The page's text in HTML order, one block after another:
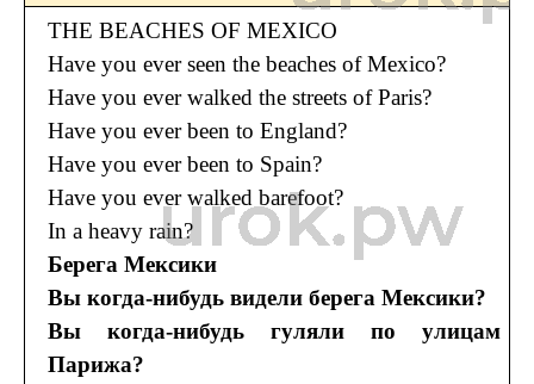
THE BEACHES OF MEXICO
Have you ever seen the beaches of Mexico?
Have you ever walked the streets of Paris?
Have you ever been to England?
Have you ever been to Spain?
Have you ever walked barefoot?
In a heavy rain?
Берега Мексики
Вы когда-нибудь видели берега Мексики?
Вы когда-нибудь гуляли по улицам
Парижа?